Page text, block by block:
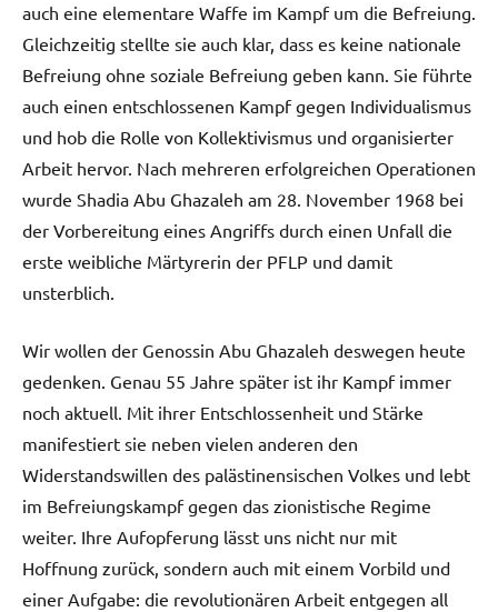
auch eine elementare Waffe im Kampf um die Befreiung.
Gleichzeitig stellte sie auch klar, dass es keine nationale
Befreiung ohne soziale Befreiung geben kann. Sie führte
auch einen entschlossenen Kampf gegen Individualismus
und hob die Rolle von Kollektivismus und organisierter
Arbeit hervor. Nach mehreren erfolgreichen Operationen
wurde Shadia Abu Ghazaleh am 28. November 1968 bei
der Vorbereitung eines Angriffs durch einen Unfall die
erste weibliche Märtyrerin der PFLP und damit
unsterblich.
Wir wollen der Genossin Abu Ghazaleh deswegen heute
gedenken. Genau 55 Jahre später ist ihr Kampf immer
noch aktuell. Mit ihrer Entschlossenheit und Stärke
manifestiert sie neben vielen anderen den
Widerstandswillen des palästinensischen Volkes und lebt
im Befreiungskampf gegen das zionistische Regime
weiter. Ihre Aufopferung lässt uns nicht nur mit
Hoffnung zurück, sondern auch mit einem Vorbild und
einer Aufgabe: die revolutionären Arbeit entgegen all